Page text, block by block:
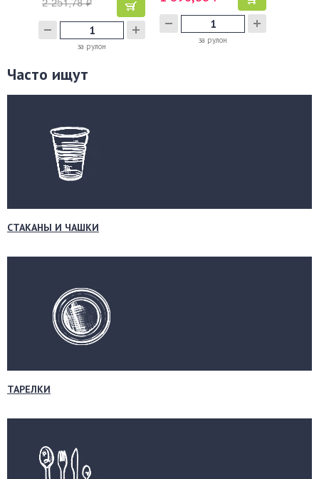
2 251,78 ₽
за рулон
за рулон
Часто ищут
СТАКАНЫ И ЧАШКИ
ТАРЕЛКИ